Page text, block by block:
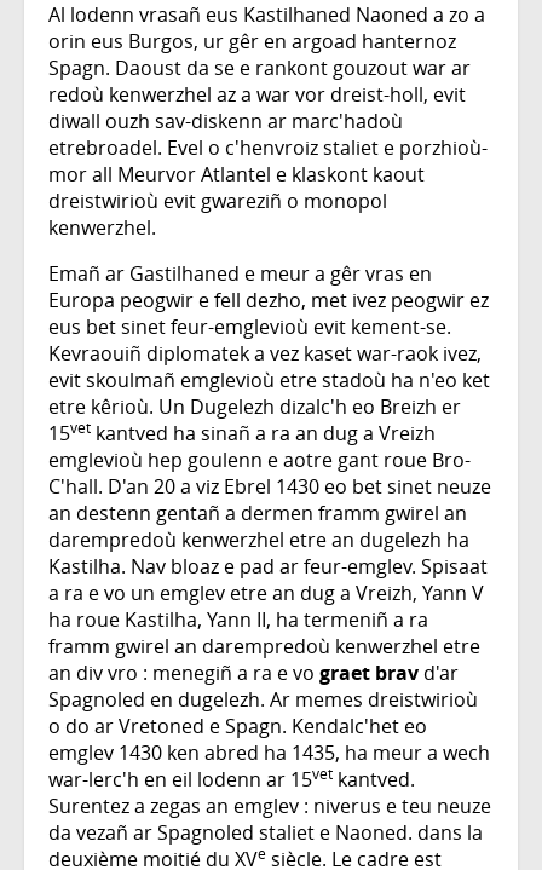
Al lodenn vrasañ eus Kastilhaned Naoned a zo a
orin eus Burgos, ur gêr en argoad hanternoz
Spagn. Daoust da se e rankont gouzout war ar
redoù kenwerzhel az a war vor dreist-holl, evit
diwall ouzh sav-diskenn ar marc'hadoù
etrebroadel. Evel o c'henvroiz staliet e porzhioù-
mor all Meurvor Atlantel e klaskont kaout
dreistwirioù evit gwareziñ o monopol
kenwerzhel.
Emañ ar Gastilhaned e meur a gêr vras en
Europa peogwir e fell dezho, met ivez peogwir ez
eus bet sinet feur-emglevioù evit kement-se.
Kevraouiñ diplomatek a vez kaset war-raok ivez,
evit skoulmañ emglevioù etre stadoù ha n'eo ket
etre kêrioù. Un Dugelezh dizalc'h eo Breizh er
15vet kantved ha sinañ a ra an dug a Vreizh
emglevioù hep goulenn e aotre gant roue Bro-
C'hall. D'an 20 a viz Ebrel 1430 eo bet sinet neuze
an destenn gentañ a dermen framm gwirel an
darempredoù kenwerzhel etre an dugelezh ha
Kastilha. Nav bloaz e pad ar feur-emglev. Spisaat
a ra e vo un emglev etre an dug a Vreizh, Yann V
ha roue Kastilha, Yann II, ha termeniñ a ra
framm gwirel an darempredoù kenwerzhel etre
an div vro : menegiñ a ra e vo graet brav d'ar
Spagnoled en dugelezh. Ar memes dreistwirioù
o do ar Vretoned e Spagn. Kendalc'het eo
emglev 1430 ken abred ha 1435, ha meur a wech
war-lerc'h en eil lodenn ar 15vet kantved.
Surentez a zegas an emglev : niverus e teu neuze
da vezañ ar Spagnoled staliet e Naoned. dans la
deuxième moitié du XVe siècle. Le cadre est